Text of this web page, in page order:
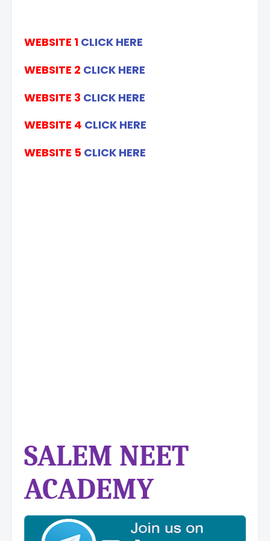
WEBSITE 1 CLICK HERE
WEBSITE 2 CLICK HERE
WEBSITE 3 CLICK HERE
WEBSITE 4 CLICK HERE
WEBSITE 5 CLICK HERE
SALEM NEET
ACADEMY